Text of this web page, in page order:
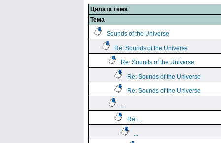
Цялата тема
Тема
Sounds of the Universe
Re: Sounds of the Universe
Re: Sounds of the Universe
Re: Sounds of the Universe
Re: Sounds of the Universe
...
Re: ...
...